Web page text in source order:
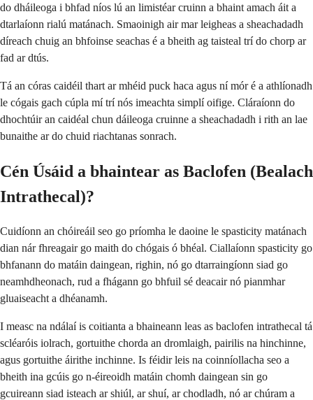
do dháileoga i bhfad níos lú an limistéar cruinn a bhaint amach áit a
dtarlaíonn rialú matánach. Smaoinigh air mar leigheas a sheachadadh
díreach chuig an bhfoinse seachas é a bheith ag taisteal trí do chorp ar
fad ar dtús.
Tá an córas caidéil thart ar mhéid puck haca agus ní mór é a athlíonadh
le cógais gach cúpla mí trí nós imeachta simplí oifige. Cláraíonn do
dhochtúir an caidéal chun dáileoga cruinne a sheachadadh i rith an lae
bunaithe ar do chuid riachtanas sonrach.
Cén Úsáid a bhaintear as Baclofen (Bealach
Intrathecal)?
Cuidíonn an chóireáil seo go príomha le daoine le spasticity matánach
dian nár fhreagair go maith do chógais ó bhéal. Ciallaíonn spasticity go
bhfanann do matáin daingean, righin, nó go dtarraingíonn siad go
neamhdheonach, rud a fhágann go bhfuil sé deacair nó pianmhar
gluaiseacht a dhéanamh.
I measc na ndálaí is coitianta a bhaineann leas as baclofen intrathecal tá
scléaróis iolrach, gortuithe chorda an dromlaigh, pairilis na hinchinne,
agus gortuithe áirithe inchinne. Is féidir leis na coinníollacha seo a
bheith ina gcúis go n-éireoidh matáin chomh daingean sin go
gcuireann siad isteach ar shiúl, ar shuí, ar chodladh, nó ar chúram a